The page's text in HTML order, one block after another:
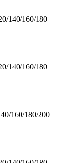
140/160/180
140/160/180
160/180/200